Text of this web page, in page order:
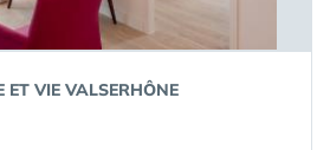
ET VIE VALSERHÔNE